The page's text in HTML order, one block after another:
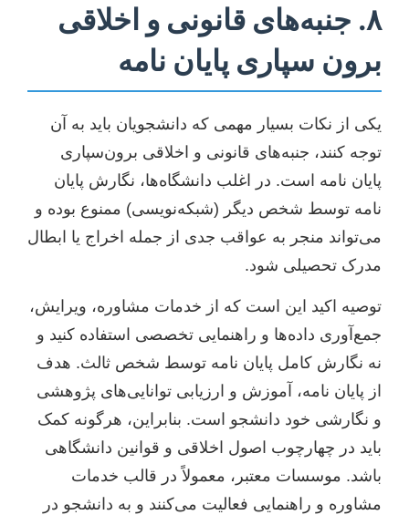
۸. جنبه‌های قانونی و اخلاقی
برون سپاری پایان نامه
یکی از نکات بسیار مهمی که دانشجویان باید به آن
توجه کنند، جنبه‌های قانونی و اخلاقی برون‌سپاری
پایان نامه است. در اغلب دانشگاه‌ها، نگارش پایان
نامه توسط شخص دیگر (شبکه‌نویسی) ممنوع بوده و
می‌تواند منجر به عواقب جدی از جمله اخراج یا ابطال
مدرک تحصیلی شود.
توصیه اکید این است که از خدمات مشاوره، ویرایش،
جمع‌آوری داده‌ها و راهنمایی تخصصی استفاده کنید و
نه نگارش کامل پایان نامه توسط شخص ثالث. هدف
از پایان نامه، آموزش و ارزیابی توانایی‌های پژوهشی
و نگارشی خود دانشجو است. بنابراین، هرگونه کمک
باید در چهارچوب اصول اخلاقی و قوانین دانشگاهی
باشد. موسسات معتبر، معمولاً در قالب خدمات
مشاوره و راهنمایی فعالیت می‌کنند و به دانشجو در